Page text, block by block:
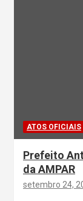
ATOS OFICIAIS
Prefeito
da AMPAR
setembro 24,